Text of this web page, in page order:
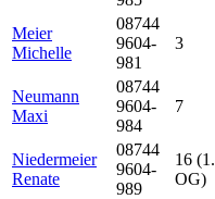
Meier
Michelle
08744
9604-
981
3
Neumann
Maxi
08744
9604-
984
7
Niedermeier
Renate
08744
9604-
989
16 (1.
OG)